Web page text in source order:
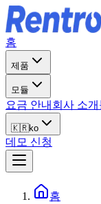
홈
제품
모듈
요금 안내 회사 소개
🇰🇷ko
데모 신청
홈